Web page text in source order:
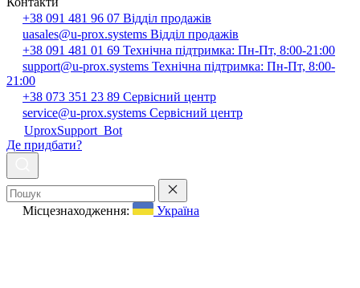
+38 091 481 96 07 Відділ продажів
uasales@u-prox.systems Відділ продажів
+38 091 481 01 69 Технічна підтримка: Пн-Пт, 8:00-21:00
support@u-prox.systems Технічна підтримка: Пн-Пт, 8:00-
21:00
+38 073 351 23 89 Сервісний центр
service@u-prox.systems Сервісний центр
UproxSupport_Bot
Де придбати?
Місцезнаходження: Україна